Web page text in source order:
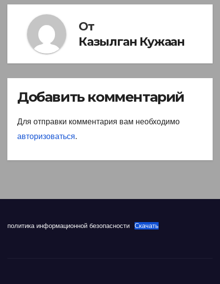
От
Казылган Кужаан
Добавить комментарий
Для отправки комментария вам необходимо
авторизоваться.
политика информационной безопасности Скачать